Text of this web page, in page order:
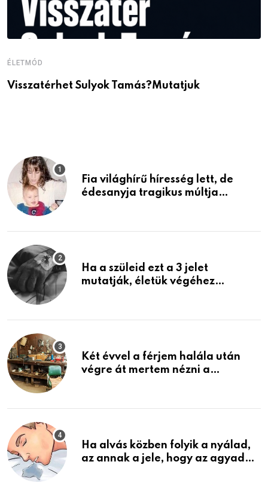
ÉLETMÓD
Visszatérhet Sulyok Tamás?Mutatjuk
Fia világhírű híresség lett, de
édesanyja tragikus múltja
Ha a szüleid ezt a 3 jelet
mutatják, életük végéhez
Két évvel a férjem halála után
végre át mertem nézni a
életemet
Ha alvás közben folyik a nyálad,
az annak a jele, hogy az agyad…